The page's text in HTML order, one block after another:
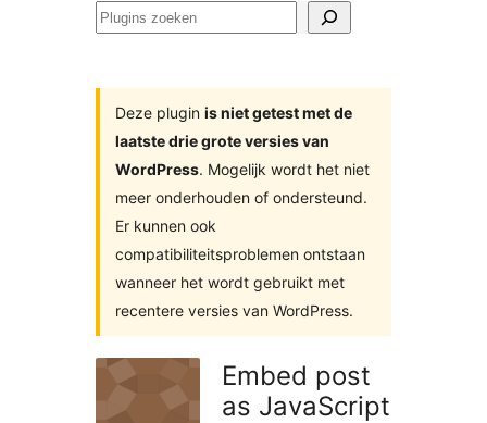
Plugins
Deze plugin is niet getest met de
laatste drie grote versies van
WordPress. Mogelijk wordt het niet
meer onderhouden of ondersteund.
Er kunnen ook
compatibiliteitsproblemen ontstaan
wanneer het wordt gebruikt met
recentere versies van WordPress.
Embed post
as JavaScript